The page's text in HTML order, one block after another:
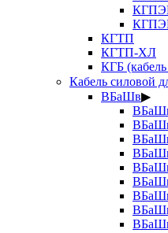
КГТП
КГТП-ХЛ
КГБ
Кабель силовой
ВБаШв▶